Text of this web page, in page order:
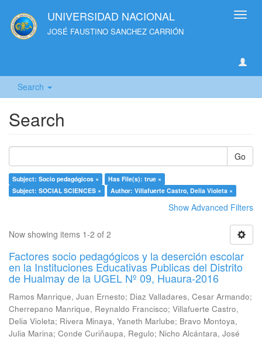
UNIVERSIDAD NACIONAL
JOSÉ FAUSTINO SANCHEZ CARRIÓN
Search
Search
Go
Subject: Socio pedagógicos ×
Has File(s): true ×
Subject: SOCIAL SCIENCES ×
Author: Villafuerte Castro, Delia Violeta ×
Show Advanced Filters
Now showing items 1-2 of 2
Factores socio pedagógicos y la deserción escolar
en la Instituciones Educativas Publicas del Distrito
de Hualmay de la UGEL Nº 09, Huaura-2016
Ramos Manrique, Juan Ernesto; Diaz Valladares, Cesar Armando;
Cherrepano Manrique, Reynaldo Francisco; Villafuerte Castro,
Delia Violeta; Rivera Minaya, Yaneth Marlube; Bravo Montoya,
Julia Marina; Conde Curiñaupa, Regulo; Nicho Alcántara, José